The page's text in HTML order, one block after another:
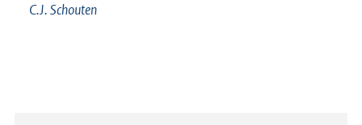
C.J.Schouten